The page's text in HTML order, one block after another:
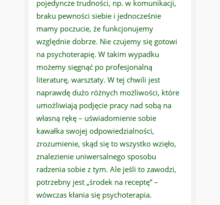
pojedyncze trudności, np. w komunikacji,
braku pewności siebie i jednocześnie
mamy poczucie, że funkcjonujemy
względnie dobrze. Nie czujemy się gotowi
na psychoterapię. W takim wypadku
możemy sięgnąć po profesjonalną
literaturę, warsztaty. W tej chwili jest
naprawdę dużo różnych możliwości, które
umożliwiają podjęcie pracy nad sobą na
własną rękę – uświadomienie sobie
kawałka swojej odpowiedzialności,
zrozumienie, skąd się to wszystko wzięło,
znalezienie uniwersalnego sposobu
radzenia sobie z tym. Ale jeśli to zawodzi,
potrzebny jest „środek na receptę” –
wówczas kłania się psychoterapia.